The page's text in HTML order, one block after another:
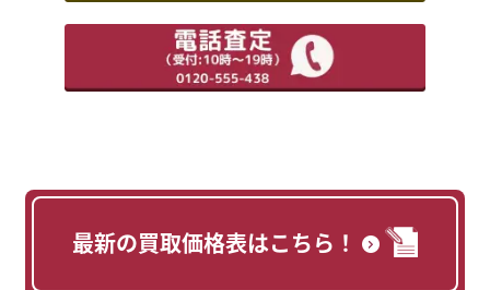
最新の買取価格表はこちら！